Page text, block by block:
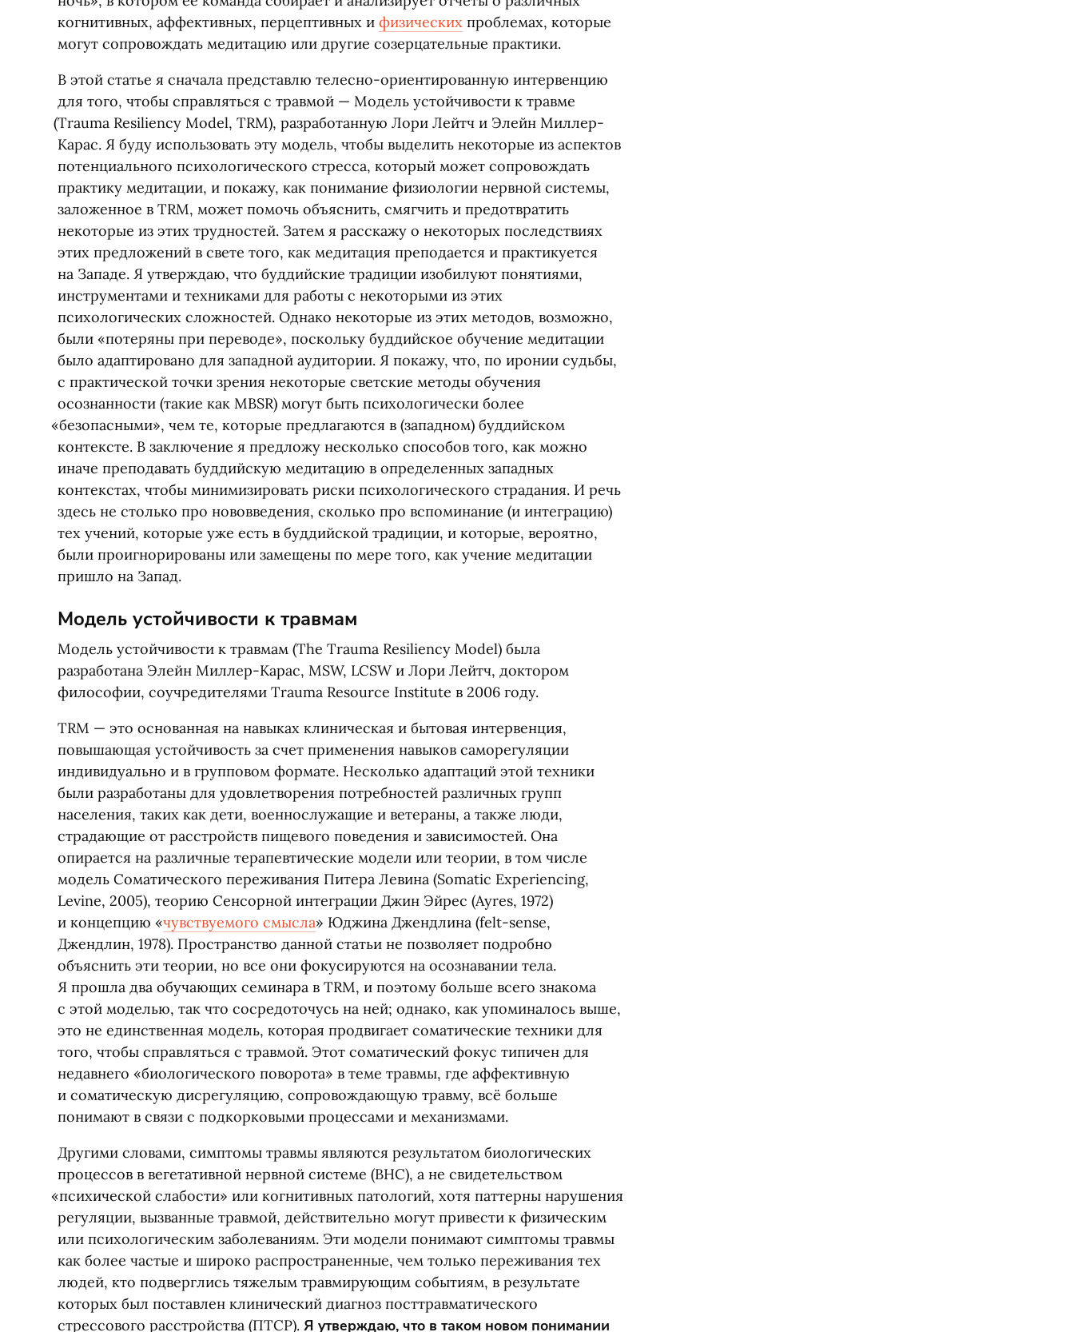
когнитивных, аффективных, перцептивных и физических проблемах, которые
могут сопровождать медитацию или другие созерцательные практики.
В этой статье я сначала представлю телесно-ориентированную интервенцию
для того, чтобы справляться с травмой — Модель устойчивости к травме
(Trauma Resiliency Model, TRM), разработанную Лори Лейтч и Элейн Миллер-
Карас. Я буду использовать эту модель, чтобы выделить некоторые из аспектов
потенциального психологического стресса, который может сопровождать
практику медитации, и покажу, как понимание физиологии нервной системы,
заложенное в TRM, может помочь объяснить, смягчить и предотвратить
некоторые из этих трудностей. Затем я расскажу о некоторых последствиях
этих предложений в свете того, как медитация преподается и практикуется
на Западе. Я утверждаю, что буддийские традиции изобилуют понятиями,
инструментами и техниками для работы с некоторыми из этих
психологических сложностей. Однако некоторые из этих методов, возможно,
были «потеряны при переводе», поскольку буддийское обучение медитации
было адаптировано для западной аудитории. Я покажу, что, по иронии судьбы,
с практической точки зрения некоторые светские методы обучения
осознанности (такие как MBSR) могут быть психологически более
«безопасными», чем те, которые предлагаются в (западном) буддийском
контексте. В заключение я предложу несколько способов того, как можно
иначе преподавать буддийскую медитацию в определенных западных
контекстах, чтобы минимизировать риски психологического страдания. И речь
здесь не столько про нововведения, сколько про вспоминание (и интеграцию)
тех учений, которые уже есть в буддийской традиции, и которые, вероятно,
были проигнорированы или замещены по мере того, как учение медитации
пришло на Запад.
Модель устойчивости к травмам
Модель устойчивости к травмам (The Trauma Resiliency Model) была
разработана Элейн Миллер-Карас, MSW, LCSW и Лори Лейтч, доктором
философии, соучредителями Trauma Resource Institute в 2006 году.
TRM — это основанная на навыках клиническая и бытовая интервенция,
повышающая устойчивость за счет применения навыков саморегуляции
индивидуально и в групповом формате. Несколько адаптаций этой техники
были разработаны для удовлетворения потребностей различных групп
населения, таких как дети, военнослужащие и ветераны, а также люди,
страдающие от расстройств пищевого поведения и зависимостей. Она
опирается на различные терапевтические модели или теории, в том числе
модель Соматического переживания Питера Левина (Somatic Experiencing,
Levine, 2005), теорию Сенсорной интеграции Джин Эйрес (Ayres, 1972)
и концепцию «чувствуемого смысла» Юджина Джендлина (felt-sense,
Джендлин, 1978). Пространство данной статьи не позволяет подробно
объяснить эти теории, но все они фокусируются на осознавании тела.
Я прошла два обучающих семинара в TRM, и поэтому больше всего знакома
с этой моделью, так что сосредоточусь на ней; однако, как упоминалось выше,
это не единственная модель, которая продвигает соматические техники для
того, чтобы справляться с травмой. Этот соматический фокус типичен для
недавнего «биологического поворота» в теме травмы, где аффективную
и соматическую дисрегуляцию, сопровождающую травму, всё больше
понимают в связи с подкорковыми процессами и механизмами.
Другими словами, симптомы травмы являются результатом биологических
процессов в вегетативной нервной системе (ВНС), а не свидетельством
«психической слабости» или когнитивных патологий, хотя паттерны нарушения
регуляции, вызванные травмой, действительно могут привести к физическим
или психологическим заболеваниям. Эти модели понимают симптомы травмы
как более частые и широко распространенные, чем только переживания тех
людей, кто подверглись тяжелым травмирующим событиям, в результате
которых был поставлен клинический диагноз посттравматического
стрессового расстройства (ПТСР). Я утверждаю, что в таком новом понимании